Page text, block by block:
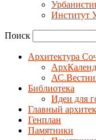
Институт
Поиск
Архитектура
Библиотека
Идеи для
Главный
Генплан
Памятники